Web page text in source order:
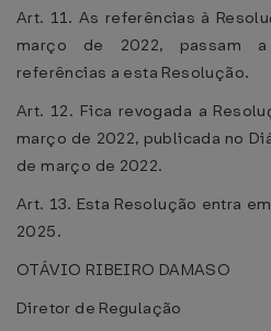
Art. 11. As referências à
março de 2022, passam
referências a esta Resolução.
Art. 12. Fica revogada a
março de 2022, publicada no
de março de 2022.
Art. 13. Esta Resolução entra
2025.
OTÁVIO RIBEIRO DAMASO
Diretor de Regulação